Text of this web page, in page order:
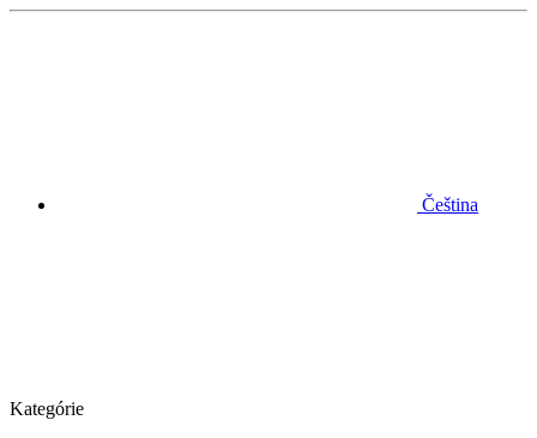
Čeština
Kategórie